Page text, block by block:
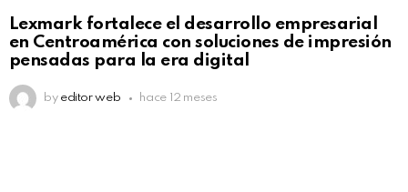
Lexmark fortalece el desarrollo empresarial
en Centroamérica con soluciones de impresión
pensadas para la era digital
by editor web hace 12 meses